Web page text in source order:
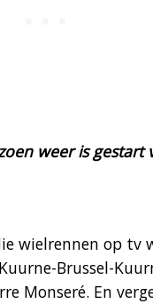
weer is
wielrennen op tv
Brussel-
Monseré. En